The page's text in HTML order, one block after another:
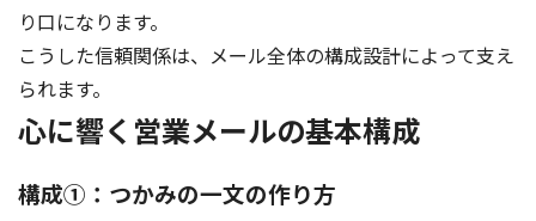
り口になります。
こうした信頼関係は、メール全体の構成設計によって支え
られます。
心に響く営業メールの基本構成
構成①：つかみの一文の作り方